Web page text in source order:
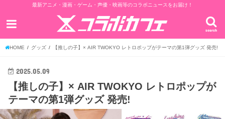
最新アニメ・漫画・ゲーム・声優・映画等のコラボニュースをお届け！
search
HOME グッズ 【推しの子】× AIR TWOKYO レトロポップがテーマの第1弾グッズ 発売!
2025.05.09
【推しの子】× AIR TWOKYO レトロポップが
テーマの第1弾グッズ 発売!